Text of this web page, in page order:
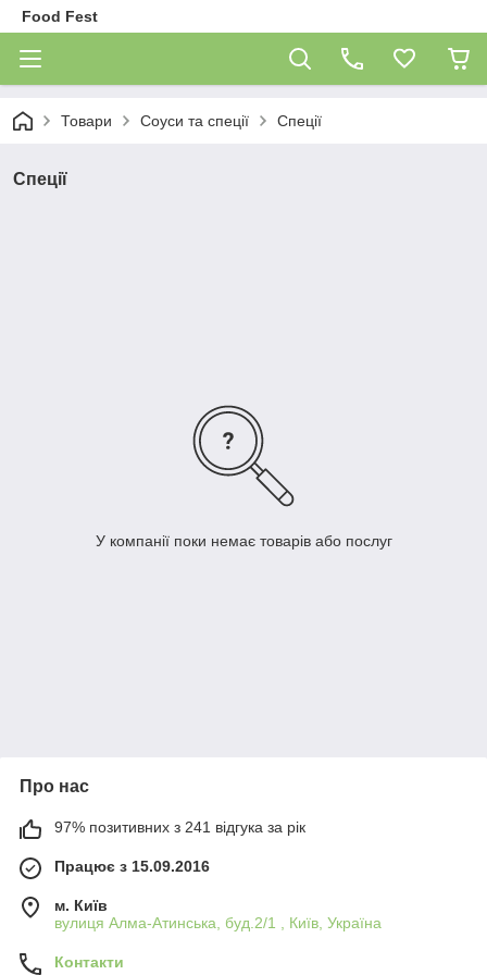
Food Fest
Товари Соуси та спеції Спеції
Спеції
У компанії поки немає товарів або послуг
Про нас
97% позитивних з 241 відгука за рік
Працює з 15.09.2016
м. Київ
вулиця Алма-Атинська, буд.2/1 , Київ, Україна
Контакти